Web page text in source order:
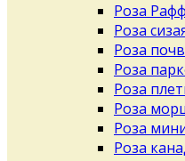
Роза
Роза
Роза
Роза
Роза
Роза
Роза
Роза